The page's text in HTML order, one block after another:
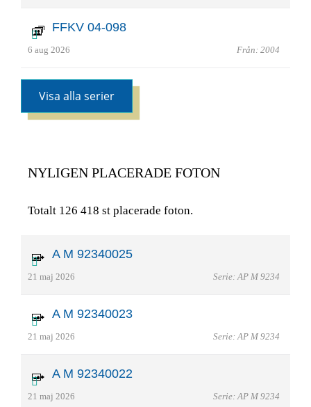
FFKV 04-098
6 aug 2026 Från: 2004
Visa alla serier
NYLIGEN PLACERADE FOTON
Totalt 126 418 st placerade foton.
A M 92340025
21 maj 2026 Serie: AP M 9234
A M 92340023
21 maj 2026 Serie: AP M 9234
A M 92340022
21 maj 2026 Serie: AP M 9234